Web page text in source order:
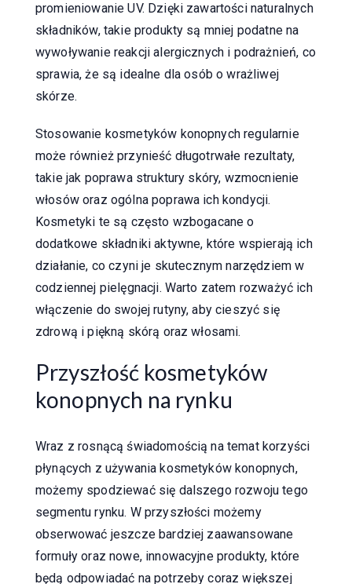
promieniowanie UV. Dzięki zawartości naturalnych
składników, takie produkty są mniej podatne na
wywoływanie reakcji alergicznych i podrażnień, co
sprawia, że są idealne dla osób o wrażliwej
skórze.
Stosowanie kosmetyków konopnych regularnie
może również przynieść długotrwałe rezultaty,
takie jak poprawa struktury skóry, wzmocnienie
włosów oraz ogólna poprawa ich kondycji.
Kosmetyki te są często wzbogacane o
dodatkowe składniki aktywne, które wspierają ich
działanie, co czyni je skutecznym narzędziem w
codziennej pielęgnacji. Warto zatem rozważyć ich
włączenie do swojej rutyny, aby cieszyć się
zdrową i piękną skórą oraz włosami.
Przyszłość kosmetyków
konopnych na rynku
Wraz z rosnącą świadomością na temat korzyści
płynących z używania kosmetyków konopnych,
możemy spodziewać się dalszego rozwoju tego
segmentu rynku. W przyszłości możemy
obserwować jeszcze bardziej zaawansowane
formuły oraz nowe, innowacyjne produkty, które
będą odpowiadać na potrzeby coraz większej